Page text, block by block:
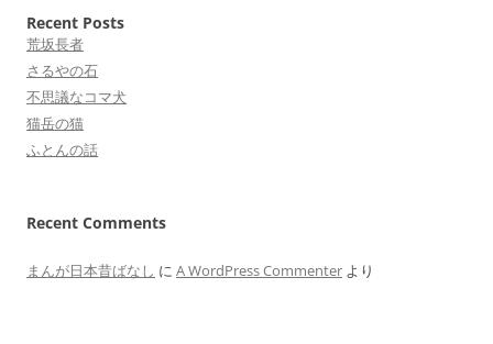
Recent Posts
荒坂長者
さるやの石
不思議なコマ犬
猫岳の猫
ふとんの話
Recent Comments
まんが日本昔ばなし に A WordPress Commenter より